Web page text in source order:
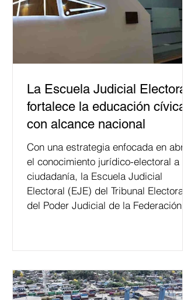
La Escuela Judicial Electoral
fortalece la educación cívica
con alcance nacional
Con una estrategia enfocada en abrir
el conocimiento jurídico-electoral a la
ciudadanía, la Escuela Judicial
Electoral (EJE) del Tribunal Electoral
del Poder Judicial de la Federación ha
relacionados con la democracia y el
del papel que ha asumido la EJE en la
difusión de la justicia electoral como